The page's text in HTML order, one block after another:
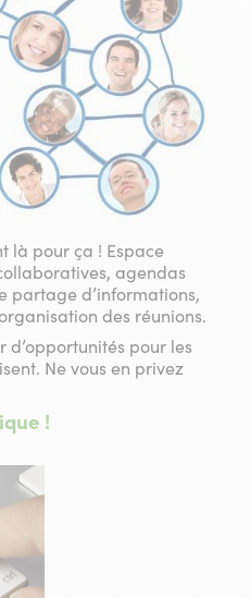
là pour ça ! Espace
agendas
partage d’informations,
des réunions.
d’opportunités pour les
Ne vous en privez
!